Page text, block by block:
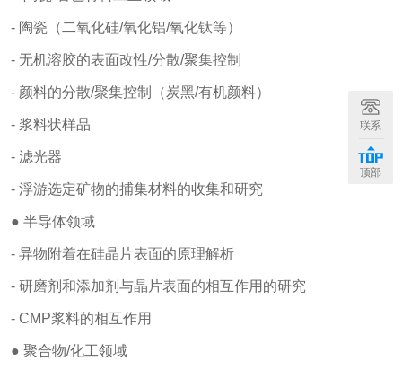
- 陶瓷（二氧化硅/氧化铝/氧化钛等）
- 无机溶胶的表面改性/分散/聚集控制
- 颜料的分散/聚集控制（炭黑/有机颜料）
- 浆料状样品
- 滤光器
- 浮游选定矿物的捕集材料的收集和研究
● 半导体领域
- 异物附着在硅晶片表面的原理解析
- 研磨剂和添加剂与晶片表面的相互作用的研究
- CMP浆料的相互作用
● 聚合物/化工领域
联系
顶部